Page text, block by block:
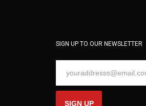
SIGN UP TO OUR NEWSLETTER
SIGN UP